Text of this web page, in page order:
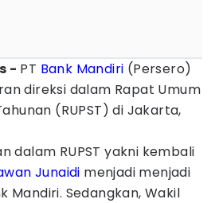
- PT Bank Mandiri (Persero)
direksi dalam Rapat Umum
(RUPST) di Jakarta,
dalam RUPST yakni kembali
Junaidi menjadi menjadi
Mandiri. Sedangkan, Wakil